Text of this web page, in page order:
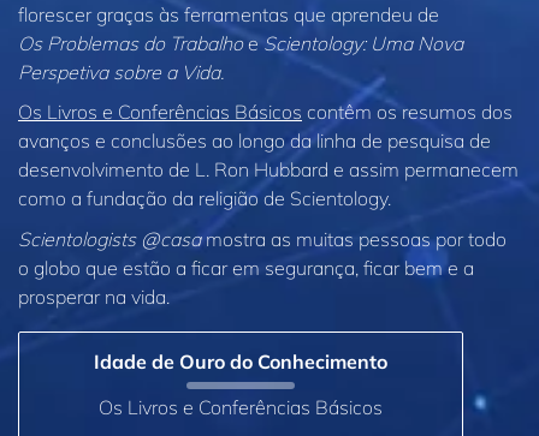
florescer graças às ferramentas que aprendeu de
Os Problemas do Trabalhoe Scientology: Uma Nova
Perspetiva sobre a Vida.
Os Livros e Conferências Básicos contêm os resumos dos
avanços e conclusões ao longo da linha de pesquisa de
desenvolvimento de L. Ron Hubbard e assim permanecem
como a fundação da religião de Scientology.
Scientologists @casamostra as muitas pessoas por todo
o globo que estão a ficar em segurança, ficar bem e a
prosperar na vida.
Idade de Ouro do Conhecimento
Os Livros e Conferências Básicos